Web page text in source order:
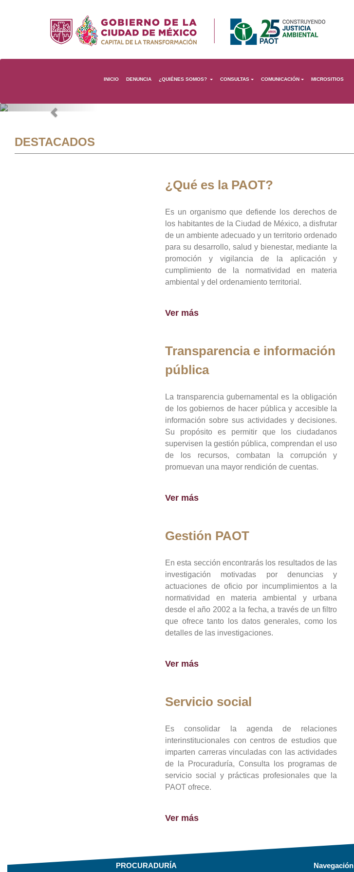
INICIO DENUNCIA ¿QUIÉNES SOMOS? CONSULTAS COMUNICACIÓN MICROSITIOS
Previous
DESTACADOS
¿Qué es la PAOT?
Es un organismo que defiende los derechos de
los habitantes de la Ciudad de México, a disfrutar
de un ambiente adecuado y un territorio ordenado
para su desarrollo, salud y bienestar, mediante la
promoción y vigilancia de la aplicación y
cumplimiento de la normatividad en materia
ambiental y del ordenamiento territorial.
Ver más
Transparencia e información
pública
La transparencia gubernamental es la obligación
de los gobiernos de hacer pública y accesible la
información sobre sus actividades y decisiones.
Su propósito es permitir que los ciudadanos
supervisen la gestión pública, comprendan el uso
de los recursos, combatan la corrupción y
promuevan una mayor rendición de cuentas.
Ver más
Gestión PAOT
En esta sección encontrarás los resultados de las
investigación motivadas por denuncias y
actuaciones de oficio por incumplimientos a la
normatividad en materia ambiental y urbana
desde el año 2002 a la fecha, a través de un filtro
que ofrece tanto los datos generales, como los
detalles de las investigaciones.
Ver más
Servicio social
Es consolidar la agenda de relaciones
interinstitucionales con centros de estudios que
imparten carreras vinculadas con las actividades
de la Procuraduría, Consulta los programas de
servicio social y prácticas profesionales que la
PAOT ofrece.
Ver más
PROCURADURÍA Navegación